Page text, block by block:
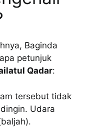
Baginda
petunjuk
Qadar:
tersebut tidak
Udara